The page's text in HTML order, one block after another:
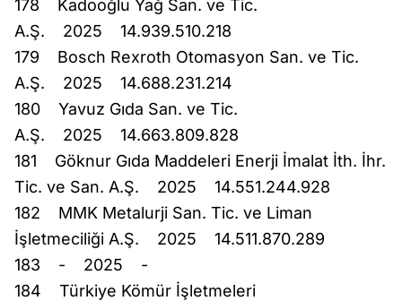
178 Kadooğlu Yağ San. ve Tic.
A.Ş. 2025 14.939.510.218
179 Bosch Rexroth Otomasyon San. ve Tic.
A.Ş. 2025 14.688.231.214
180 Yavuz Gıda San. ve Tic.
A.Ş. 2025 14.663.809.828
181 Göknur Gıda Maddeleri Enerji İmalat İth. İhr.
Tic. ve San. A.Ş. 2025 14.551.244.928
182 MMK Metalurji San. Tic. ve Liman
İşletmeciliği A.Ş. 2025 14.511.870.289
183 - 2025 -
184 Türkiye Kömür İşletmeleri